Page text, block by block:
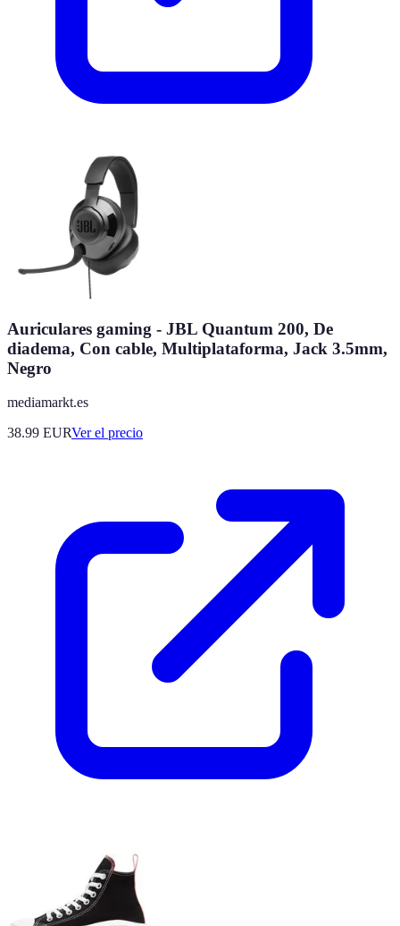
Auriculares gaming - JBL Quantum 200, De
diadema, Con cable, Multiplataforma, Jack 3.5mm,
Negro
mediamarkt.es
38.99 EURVer el precio